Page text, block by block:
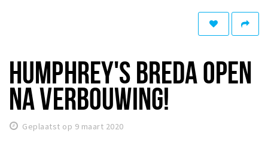
Eten
Drinken
Slapen
HUMPHREY'S BREDA OPEN
NA VERBOUWING!
Geplaatst op 9 maart 2020